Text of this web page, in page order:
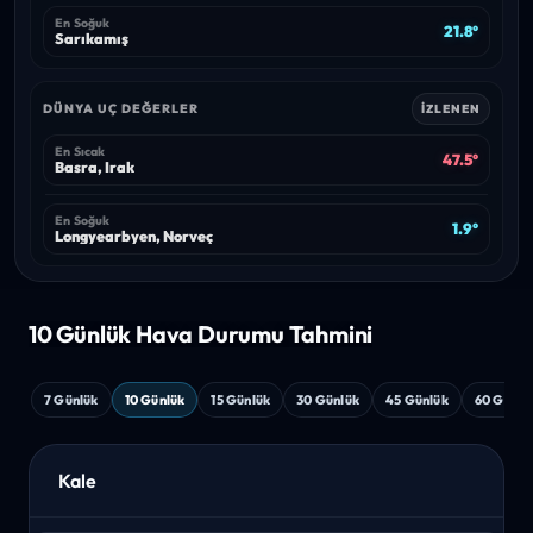
En Soğuk
Sarıkamış 21.8°
DÜNYA UÇ DEĞERLER İZLENEN
En Sıcak
Basra, Irak 47.5°
En Soğuk
Longyearbyen, Norveç 1.9°
10 Günlük Hava Durumu Tahmini
7 Günlük 10 Günlük 15 Günlük 30 Günlük 45 Günlük 60
Kale